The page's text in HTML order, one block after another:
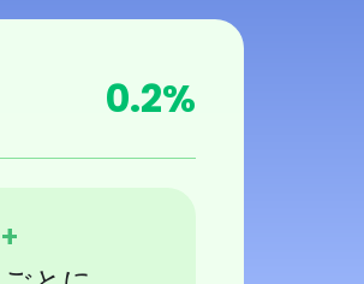
0.2%
+